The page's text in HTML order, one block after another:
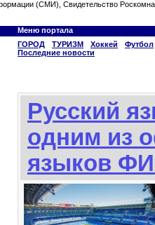
(СМИ), Свидетельство
Меню портала
ГОРОД
ТУРИЗМ Хоккей
Футбол
Последние новости
Русский
одним из
языков